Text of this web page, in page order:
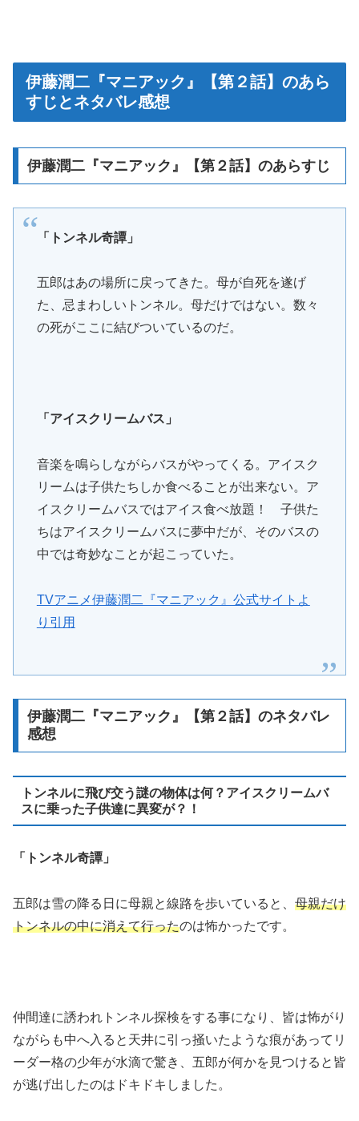
伊藤潤二『マニアック』【第２話】のあら
すじとネタバレ感想
伊藤潤二『マニアック』【第２話】のあらすじ
「トンネル奇譚」
五郎はあの場所に戻ってきた。母が自死を遂げ
た、忌まわしいトンネル。母だけではない。数々
の死がここに結びついているのだ。
「アイスクリームバス」
音楽を鳴らしながらバスがやってくる。アイスク
リームは子供たちしか食べることが出来ない。ア
イスクリームバスではアイス食べ放題！ 子供た
ちはアイスクリームバスに夢中だが、そのバスの
中では奇妙なことが起こっていた。
TVアニメ伊藤潤二『マニアック』公式サイトよ
り引用
伊藤潤二『マニアック』【第２話】のネタバレ
感想
トンネルに飛び交う謎の物体は何？アイスクリームバ
スに乗った子供達に異変が？！
「トンネル奇譚」
五郎は雪の降る日に母親と線路を歩いていると、 母親だけ
トンネルの中に消えて行ったのは怖かったです。
仲間達に誘われトンネル探検をする事になり、皆は怖がり
ながらも中へ入ると天井に引っ掻いたような痕があってリ
ーダー格の少年が水滴で驚き、五郎が何かを見つけると皆
が逃げ出したのはドキドキしました。